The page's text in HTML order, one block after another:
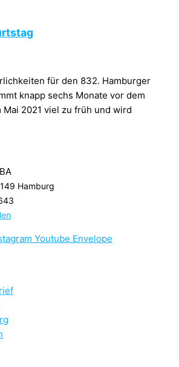
für den 832. Hamburger
knapp sechs Monate vor dem
2021 viel zu früh und wird
Hamburg
Youtube Envelope